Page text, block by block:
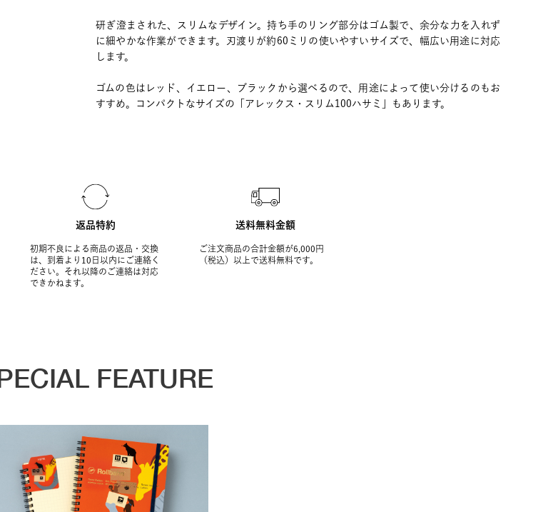
研ぎ澄まされた、スリムなデザイン。持ち手のリング部分はゴム製で、余分な力を入れず
に細やかな作業ができます。刃渡りが約60ミリの使いやすいサイズで、幅広い用途に対応
します。
ゴムの色はレッド、イエロー、ブラックから選べるので、用途によって使い分けるのもお
すすめ。コンパクトなサイズの「アレックス・スリム100ハサミ」もあります。
返品特約
初期不良による商品の返品・交換
は、到着より10日以内にご連絡く
ださい。それ以降のご連絡は対応
できかねます。
送料無料金額
ご注文商品の合計金額が6,000円
（税込）以上で送料無料です。
FEATURE